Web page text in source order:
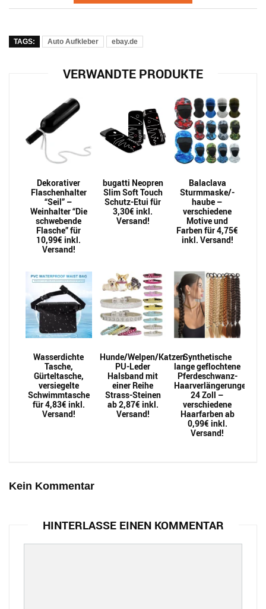
TAGS: Auto Aufkleber ebay.de
VERWANDTE PRODUKTE
Dekorativer
Flaschenhalter
“Seil” –
Weinhalter “Die
schwebende
Flasche” für
10,99€ inkl.
Versand!
bugatti Neopren
Slim Soft Touch
Schutz-Etui für
3,30€ inkl.
Versand!
Balaclava
Sturmmaske/-
haube –
verschiedene
Motive und
Farben für 4,75€
inkl. Versand!
Wasserdichte
Tasche,
Gürteltasche,
versiegelte
Schwimmtasche
für 4,83€ inkl.
Versand!
Hunde/Welpen/Katzen
PU-Leder
Halsband mit
einer Reihe
Strass-Steinen
ab 2,87€ inkl.
Versand!
Synthetische
lange geflochtene
Pferdeschwanz-
Haarverlängerungen
24 Zoll –
verschiedene
Haarfarben ab
0,99€ inkl.
Versand!
Kein Kommentar
HINTERLASSE EINEN KOMMENTAR